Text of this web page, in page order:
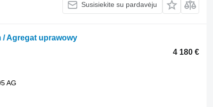
Susisiekite su pardavėju
Agregat uprawowy
4 180 €
AG